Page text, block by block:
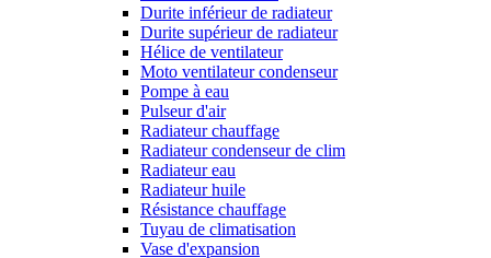
Durite inférieur de radiateur
Durite supérieur de radiateur
Hélice de ventilateur
Moto ventilateur condenseur
Pompe à eau
Pulseur d'air
Radiateur chauffage
Radiateur condenseur de clim
Radiateur eau
Radiateur huile
Résistance chauffage
Tuyau de climatisation
Vase d'expansion